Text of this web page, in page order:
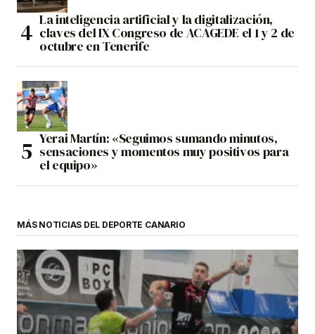
La inteligencia artificial y la digitalización,
claves del IX Congreso de ACAGEDE el 1 y 2 de
octubre en Tenerife
Yerai Martín: «Seguimos sumando minutos,
sensaciones y momentos muy positivos para
el equipo»
MÁS NOTICIAS DEL DEPORTE CANARIO